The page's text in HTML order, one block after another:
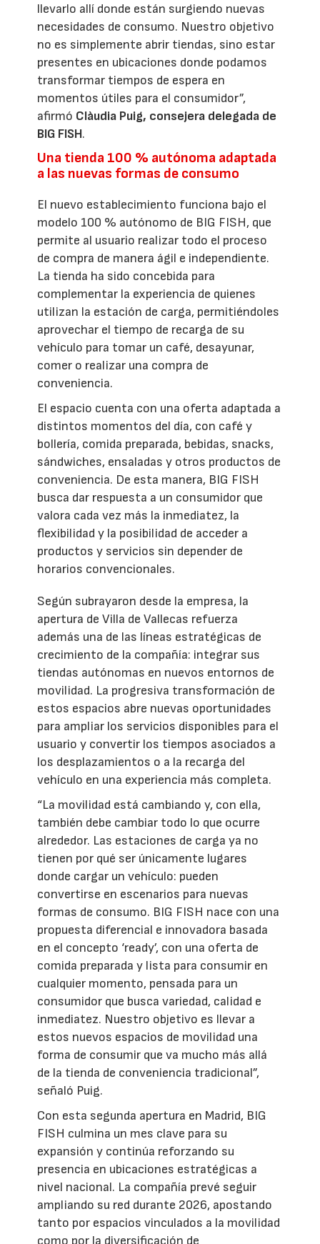
llevarlo allí donde están surgiendo nuevas
necesidades de consumo. Nuestro objetivo
no es simplemente abrir tiendas, sino estar
presentes en ubicaciones donde podamos
transformar tiempos de espera en
momentos útiles para el consumidor”,
afirmó Clàudia Puig, consejera delegada de
BIG FISH.
Una tienda 100 % autónoma adaptada
a las nuevas formas de consumo
El nuevo establecimiento funciona bajo el
modelo 100 % autónomo de BIG FISH, que
permite al usuario realizar todo el proceso
de compra de manera ágil e independiente.
La tienda ha sido concebida para
complementar la experiencia de quienes
utilizan la estación de carga, permitiéndoles
aprovechar el tiempo de recarga de su
vehículo para tomar un café, desayunar,
comer o realizar una compra de
conveniencia.
El espacio cuenta con una oferta adaptada a
distintos momentos del día, con café y
bollería, comida preparada, bebidas, snacks,
sándwiches, ensaladas y otros productos de
conveniencia. De esta manera, BIG FISH
busca dar respuesta a un consumidor que
valora cada vez más la inmediatez, la
flexibilidad y la posibilidad de acceder a
productos y servicios sin depender de
horarios convencionales.
Según subrayaron desde la empresa, la
apertura de Villa de Vallecas refuerza
además una de las líneas estratégicas de
crecimiento de la compañía: integrar sus
tiendas autónomas en nuevos entornos de
movilidad. La progresiva transformación de
estos espacios abre nuevas oportunidades
para ampliar los servicios disponibles para el
usuario y convertir los tiempos asociados a
los desplazamientos o a la recarga del
vehículo en una experiencia más completa.
“La movilidad está cambiando y, con ella,
también debe cambiar todo lo que ocurre
alrededor. Las estaciones de carga ya no
tienen por qué ser únicamente lugares
donde cargar un vehículo: pueden
convertirse en escenarios para nuevas
formas de consumo. BIG FISH nace con una
propuesta diferencial e innovadora basada
en el concepto ‘ready’, con una oferta de
comida preparada y lista para consumir en
cualquier momento, pensada para un
consumidor que busca variedad, calidad e
inmediatez. Nuestro objetivo es llevar a
estos nuevos espacios de movilidad una
forma de consumir que va mucho más allá
de la tienda de conveniencia tradicional”,
señaló Puig.
Con esta segunda apertura en Madrid, BIG
FISH culmina un mes clave para su
expansión y continúa reforzando su
presencia en ubicaciones estratégicas a
nivel nacional. La compañía prevé seguir
ampliando su red durante 2026, apostando
tanto por espacios vinculados a la movilidad
como por la diversificación de